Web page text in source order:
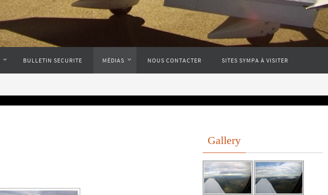
BULLETIN SECURITE MÉDIAS NOUS CONTACTER SITES SYMPA À VISITER
Gallery